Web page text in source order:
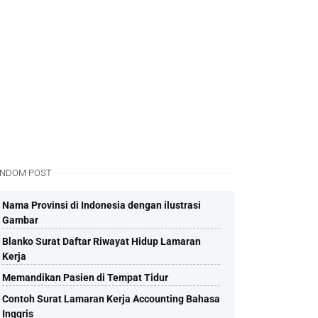
POST
Nama Provinsi di Indonesia dengan ilustrasi
Gambar
Blanko Surat Daftar Riwayat Hidup Lamaran
Kerja
Memandikan Pasien di Tempat Tidur
Contoh Surat Lamaran Kerja Accounting Bahasa
Inggris